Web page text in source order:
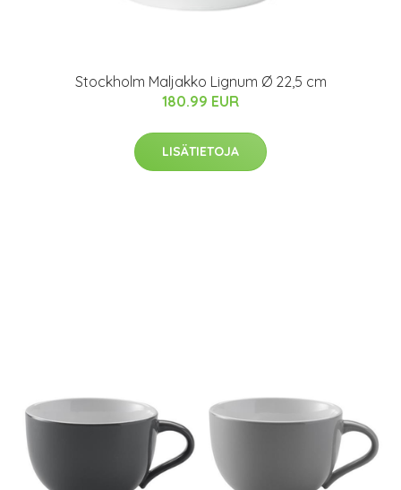
Stockholm Maljakko Lignum Ø 22,5 cm
180.99 EUR
LISÄTIETOJA